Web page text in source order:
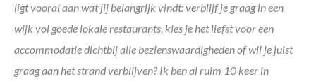
ligt vooral aan wat jij belangrijk vindt: verblijf je graag in een
wijk vol goede lokale restaurants, kies je het liefst voor een
accommodatie dichtbij alle bezienswaardigheden of wil je juist
graag aan het strand verblijven? Ik ben al ruim 10 keer in